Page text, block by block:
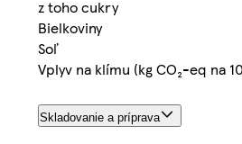
z toho cukry
Bielkoviny
Soľ
Vplyv na klímu (kg CO₂-eq na
Skladovanie a príprava